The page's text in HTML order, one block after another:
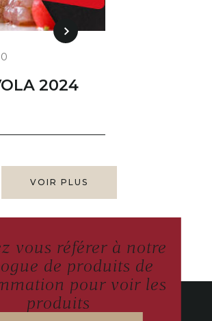
0
2024
VOIR PLUS
vous référer à notre
de produits de
pour voir les
produits